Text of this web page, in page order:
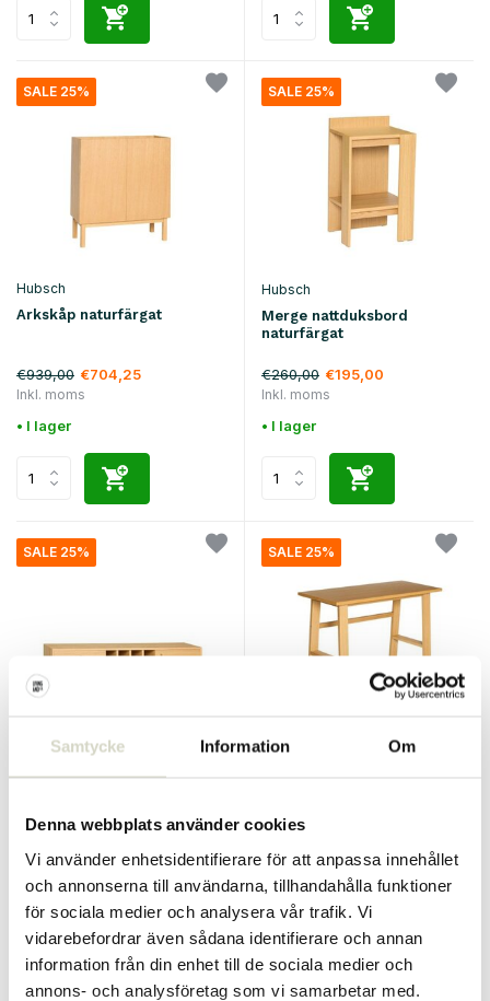
Samtycke Information Om
Denna webbplats använder cookies
Vi använder enhetsidentifierare för att anpassa innehållet
och annonserna till användarna, tillhandahålla funktioner
för sociala medier och analysera vår trafik. Vi
vidarebefordrar även sådana identifierare och annan
information från din enhet till de sociala medier och
annons- och analysföretag som vi samarbetar med.
SALE 25%
Hubsch
Arkskåp naturfärgat
€939,00 €704,25
Inkl. moms
• I lager
SALE 25%
Hubsch
Merge nattduksbord
naturfärgat
€260,00 €195,00
Inkl. moms
• I lager
SALE 25%
Hubsch
Nobby skåp/skänk
€1.199,00 €899,25
Inkl. moms
• I lager
SALE 25%
Hubsch
€310,00
Inkl. moms
• I lager